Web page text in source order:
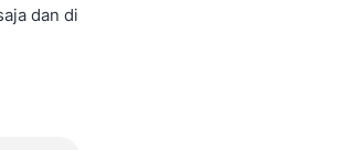
dan di